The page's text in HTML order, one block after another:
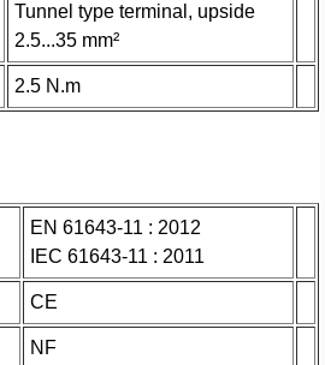
Tunnel type terminal, upside
2.5...35 mm²
2.5 N.m
EN 61643-11 : 2012
IEC 61643-11 : 2011
CE
NF